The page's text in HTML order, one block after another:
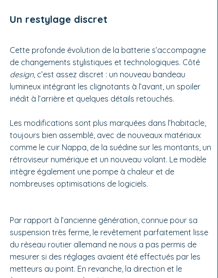
Un restylage discret
Cette profonde évolution de la batterie s’accompagne
de changements stylistiques et technologiques. Côté
design, c’est assez discret : un nouveau bandeau
lumineux intégrant les clignotants à l’avant, un spoiler
inédit à l’arrière et quelques détails retouchés.
Les modifications sont plus marquées dans l’habitacle,
toujours bien assemblé, avec de nouveaux matériaux
comme le cuir Nappa, de la suédine sur les montants, un
rétroviseur numérique et un nouveau volant. Le modèle
intègre également une pompe à chaleur et de
nombreuses optimisations de logiciels.
Par rapport à l’ancienne génération, connue pour sa
suspension très ferme, le revêtement parfaitement lisse
du réseau routier allemand ne nous a pas permis de
mesurer si des réglages avaient été effectués par les
metteurs au point. En revanche, la direction et le